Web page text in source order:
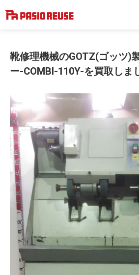
靴修理機械のGOTZ(ゴッツ)
ー-COMBI-110Y-を買取しま